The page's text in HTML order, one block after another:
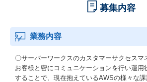
募集内容
業務内容
〇サーバーワークスのカスタマーサクセスマ
お客様と密にコミュニケーションを行い運用
することで、現在抱えているAWSの様々な